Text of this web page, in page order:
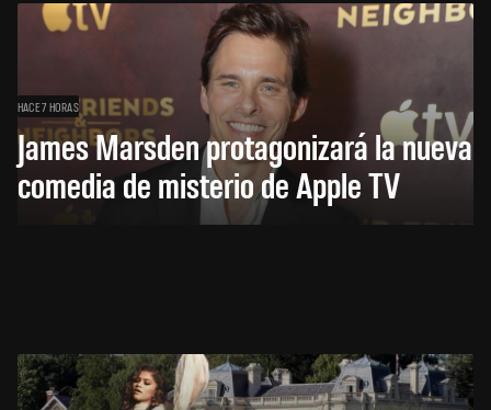
HACE 7 HORAS
James Marsden protagonizará la nueva
comedia de misterio de Apple TV